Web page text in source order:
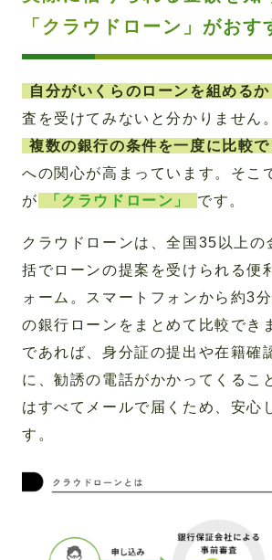
「クラウドローン」がおす
自分がいくらのローンを組めるか
査を受けてみないと分かりません
複数の銀行の条件を一度に比較
への関心が高まっています。そこ
が
「クラウドローン」 です。
クラウドローンは、全国35以上の
括でローンの提案を受けられる便
ォーム。スマートフォンから約3
の銀行ローンをまとめて比較でき
であれば、身分証の提出や在籍確
に、勧誘の電話がかかってくるこ
はすべてメールで届くため、安心
す。